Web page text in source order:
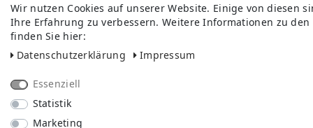
Wir nutzen Cookies auf unserer Website. Einige von diesen
Ihre Erfahrung zu verbessern. Weitere Informationen zu
finden Sie hier:
Daten­schutz­erklärung
Impressum
Essenziell
Statistik
Marketing